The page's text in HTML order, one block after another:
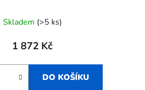
Skladem (>5 ks)
1 872 Kč
DO KOŠÍKU